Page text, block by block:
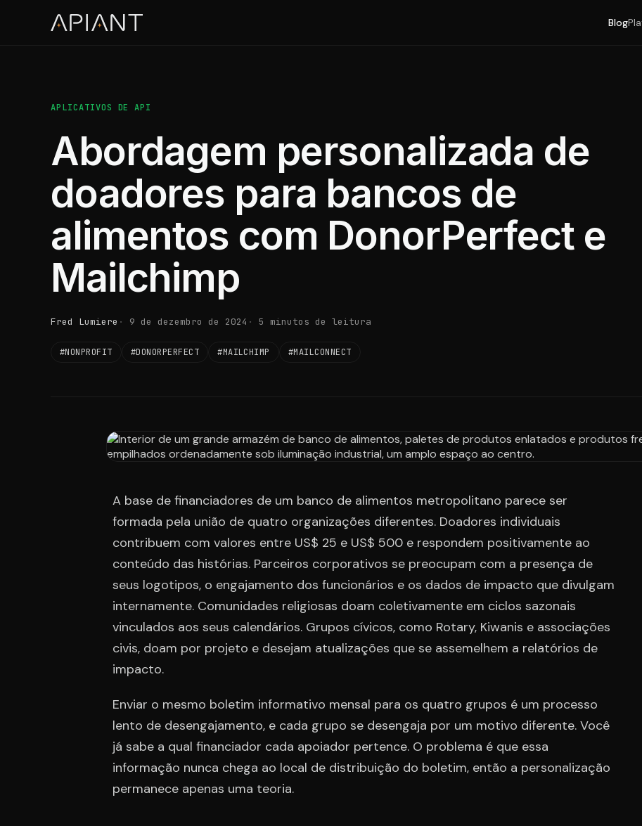
Blog
APLICATIVOS DE API
Abordagem personalizada de
doadores para bancos de
alimentos com DonorPerfect e
Mailchimp
Fred Lumiere 9 de dezembro de 2024 5 minutos de leitura
#NONPROFIT #DONORPERFECT #MAILCHIMP #MAILCONNECT
A base de financiadores de um banco de alimentos metropolitano parece ser
formada pela união de quatro organizações diferentes. Doadores individuais
contribuem com valores entre US$ 25 e US$ 500 e respondem positivamente ao
conteúdo das histórias. Parceiros corporativos se preocupam com a presença de
seus logotipos, o engajamento dos funcionários e os dados de impacto que divulgam
internamente. Comunidades religiosas doam coletivamente em ciclos sazonais
vinculados aos seus calendários. Grupos cívicos, como Rotary, Kiwanis e associações
civis, doam por projeto e desejam atualizações que se assemelhem a relatórios de
impacto.
Enviar o mesmo boletim informativo mensal para os quatro grupos é um processo
lento de desengajamento, e cada grupo se desengaja por um motivo diferente. Você
já sabe a qual financiador cada apoiador pertence. O problema é que essa
informação nunca chega ao local de distribuição do boletim, então a personalização
permanece apenas uma teoria.